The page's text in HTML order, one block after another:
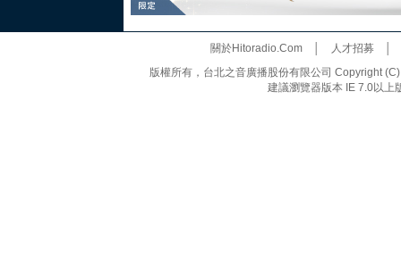
關於Hitoradio.Com│ 人才招募
版權所有，台北之音廣播股份有限公司 Copyright
建議瀏覽器版本 IE 7.0以上